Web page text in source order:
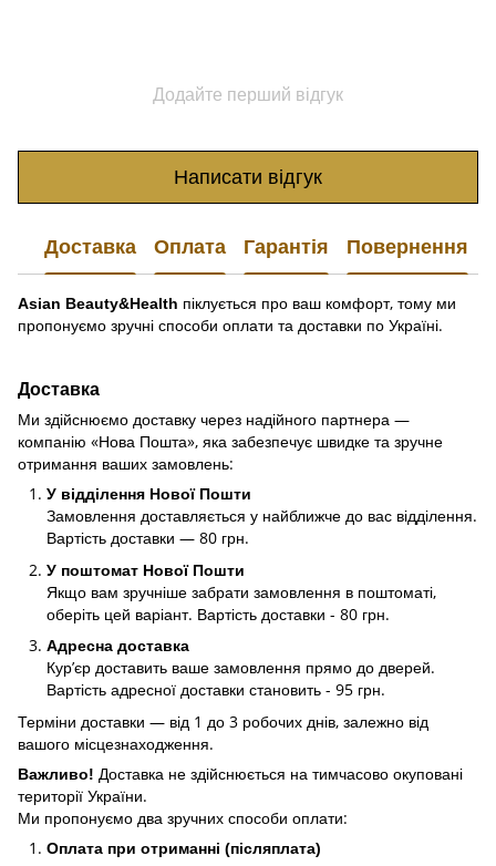
Додайте перший відгук
Написати відгук
Доставка Оплата Гарантія Повернення
Asian Beauty&Health піклується про ваш комфорт, тому ми
пропонуємо зручні способи оплати та доставки по Україні.
Доставка
Ми здійснюємо доставку через надійного партнера —
компанію «Нова Пошта», яка забезпечує швидке та зручне
отримання ваших замовлень:
У відділення Нової Пошти
Замовлення доставляється у найближче до вас відділення.
Вартість доставки — 80 грн.
У поштомат Нової Пошти
Якщо вам зручніше забрати замовлення в поштоматі,
оберіть цей варіант. Вартість доставки - 80 грн.
Адресна доставка
Кур’єр доставить ваше замовлення прямо до дверей.
Вартість адресної доставки становить - 95 грн.
Терміни доставки — від 1 до 3 робочих днів, залежно від
вашого місцезнаходження.
Важливо! Доставка не здійснюється на тимчасово окуповані
території України.
Ми пропонуємо два зручних способи оплати:
Оплата при отриманні (післяплата)